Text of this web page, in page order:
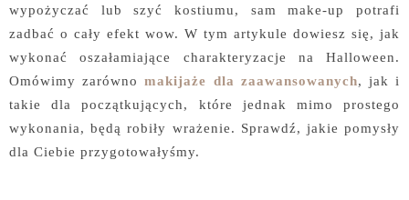
wypożyczać lub szyć kostiumu, sam make-up potrafi
zadbać o cały efekt wow. W tym artykule dowiesz się, jak
wykonać oszałamiające charakteryzacje na Halloween.
Omówimy zarównomakijaże dla zaawansowanych, jak i
takie dla początkujących, które jednak mimo prostego
wykonania, będą robiły wrażenie. Sprawdź, jakie pomysły
dla Ciebie przygotowałyśmy.